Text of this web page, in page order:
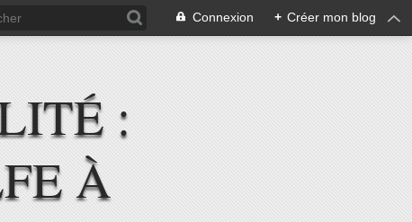
Connexion + Créer mon blog
:
À